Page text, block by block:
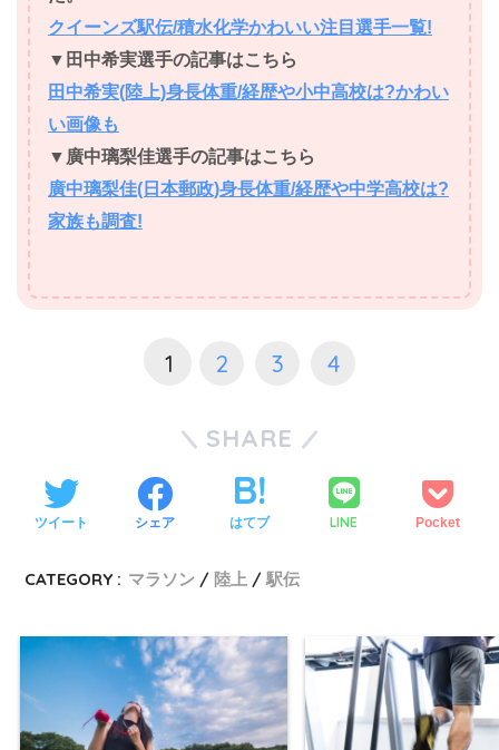
クイーンズ駅伝/積水化学かわいい注目選手一覧!
▼田中希実選手の記事はこちら
田中希実(陸上)身長体重/経歴や小中高校は?かわい
い画像も
▼廣中璃梨佳選手の記事はこちら
廣中璃梨佳(日本郵政)身長体重/経歴や中学高校は?
家族も調査!
1 2 3 4
SHARE
ツイート シェア はてブ LINE Pocket
CATEGORY : マラソン 陸上 駅伝